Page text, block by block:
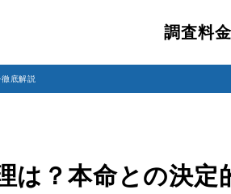
調査料金
底解説
は？本命との決定